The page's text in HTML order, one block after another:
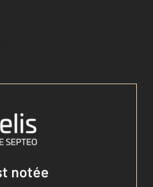
notée